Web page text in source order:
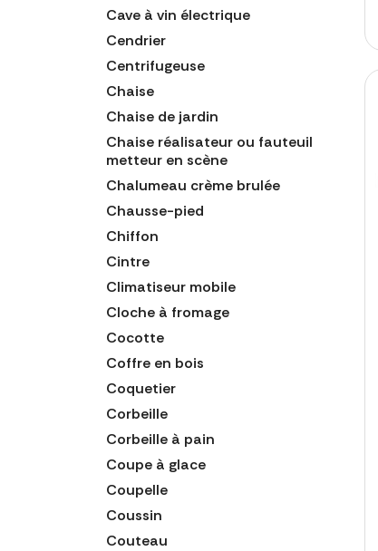
Cave à vin électrique
Cendrier
Centrifugeuse
Chaise
Chaise de jardin
Chaise réalisateur ou fauteuil
metteur en scène
Chalumeau crème brulée
Chausse-pied
Chiffon
Cintre
Climatiseur mobile
Cloche à fromage
Cocotte
Coffre en bois
Coquetier
Corbeille
Corbeille à pain
Coupe à glace
Coupelle
Coussin
Couteau